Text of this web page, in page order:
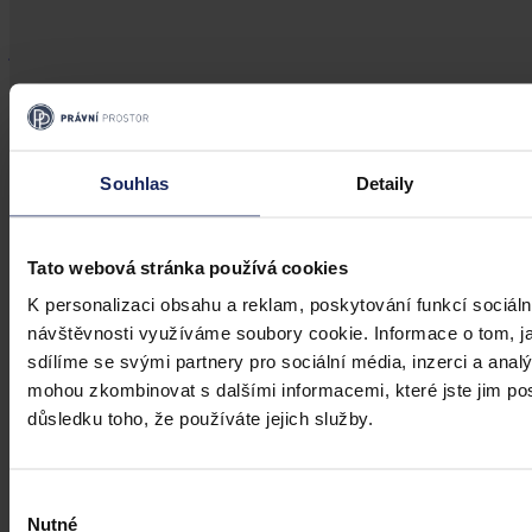
Souhlas Detaily
Tato webová stránka používá cookies
K personalizaci obsahu a reklam, poskytování funkcí
návštěvnosti využíváme soubory cookie. Informace o tom,
sdílíme se svými partnery pro sociální média, inzerci a
mohou zkombinovat s dalšími informacemi, které jste jim
důsledku toho, že používáte jejich služby.
Nutné